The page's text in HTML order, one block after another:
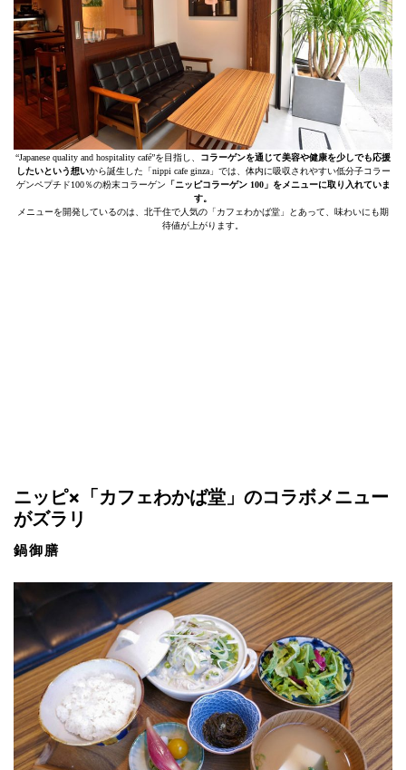
“Japanese quality and hospitality café”を目指し、 コラーゲンを通じて美容や健康を少しでも応援
したいという想いから誕生した「nippi cafe ginza」では、体内に吸収されやすい低分子コラー
ゲンペプチド100％の粉末コラーゲン 「ニッピコラーゲン 100」をメニューに取り入れていま
す。
メニューを開発しているのは、北千住で人気の「カフェわかば堂」とあって、味わいにも期
待値が上がります。
ニッピ×「カフェわかば堂」のコラボメニュー
がズラリ
鍋御膳